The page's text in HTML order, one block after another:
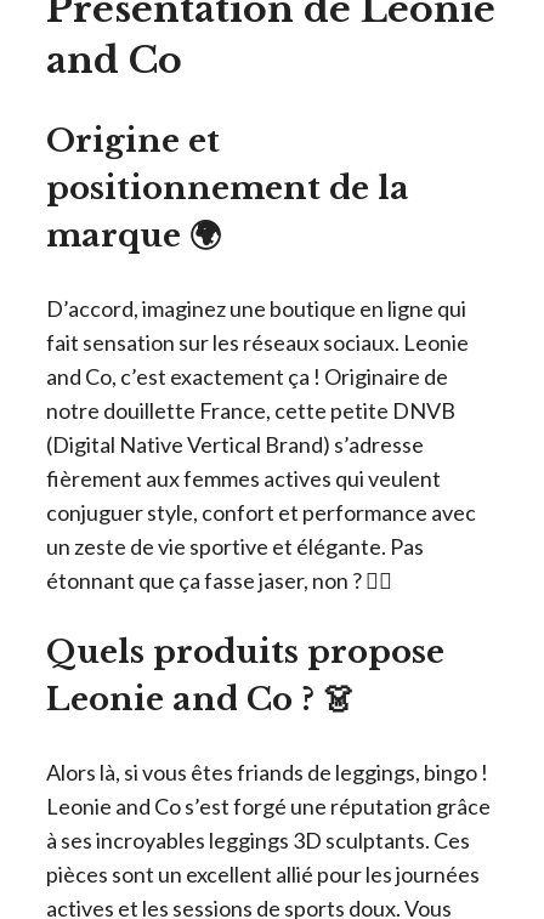
Présentation de Leonie
and Co
Origine et
positionnement de la
marque 🌍
D’accord, imaginez une boutique en ligne qui
fait sensation sur les réseaux sociaux. Leonie
and Co, c’est exactement ça ! Originaire de
notre douillette France, cette petite DNVB
(Digital Native Vertical Brand) s’adresse
fièrement aux femmes actives qui veulent
conjuguer style, confort et performance avec
un zeste de vie sportive et élégante. Pas
étonnant que ça fasse jaser, non ? 🏋️‍♀️
Quels produits propose
Leonie and Co ? 👗
Alors là, si vous êtes friands de leggings, bingo !
Leonie and Co s’est forgé une réputation grâce
à ses incroyables leggings 3D sculptants. Ces
pièces sont un excellent allié pour les journées
actives et les sessions de sports doux. Vous